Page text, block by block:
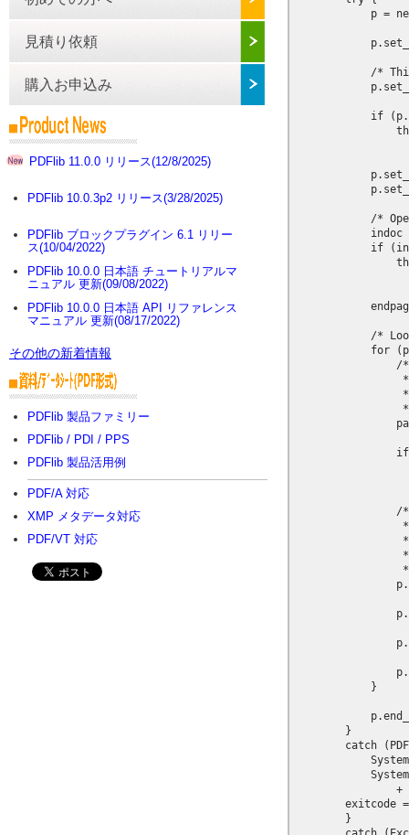
見積り依頼
購入お申込み
PDFlib 11.0.0 リリース(12/8/2025)
PDFlib 10.0.3p2 リリース(3/28/2025)
PDFlib ブロックプラグイン 6.1 リリー
ス(10/04/2022)
PDFlib 10.0.0 日本語 チュートリアルマ
ニュアル 更新(09/08/2022)
PDFlib 10.0.0 日本語 API リファレンス
マニュアル 更新(08/17/2022)
その他の新着情報
PDFlib 製品ファミリー
PDFlib / PDI / PPS
PDFlib 製品活用例
PDF/A 対応
XMP メタデータ対応
PDF/VT 対応
p =
/*
if
/*
indoc
if
/*
for
                /*
                /*
            }
        }
catch
+
exitcode
        }